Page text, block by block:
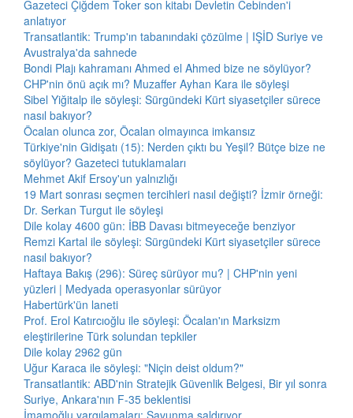
Gazeteci Çiğdem Toker son kitabı Devletin Cebinden'i
anlatıyor
Transatlantik: Trump'ın tabanındaki çözülme | IŞİD Suriye ve
Avustralya'da sahnede
Bondi Plajı kahramanı Ahmed el Ahmed bize ne söylüyor?
CHP'nin önü açık mı? Muzaffer Ayhan Kara ile söyleşi
Sibel Yiğitalp ile söyleşi: Sürgündeki Kürt siyasetçiler sürece
nasıl bakıyor?
Öcalan olunca zor, Öcalan olmayınca imkansız
Türkiye'nin Gidişatı (15): Nerden çıktı bu Yeşil? Bütçe bize ne
söylüyor? Gazeteci tutuklamaları
Mehmet Akif Ersoy'un yalnızlığı
19 Mart sonrası seçmen tercihleri nasıl değişti? İzmir örneği:
Dr. Serkan Turgut ile söyleşi
Dile kolay 4600 gün: İBB Davası bitmeyeceğe benziyor
Remzi Kartal ile söyleşi: Sürgündeki Kürt siyasetçiler sürece
nasıl bakıyor?
Haftaya Bakış (296): Süreç sürüyor mu? | CHP'nin yeni
yüzleri | Medyada operasyonlar sürüyor
Habertürk'ün laneti
Prof. Erol Katırcıoğlu ile söyleşi: Öcalan'ın Marksizm
eleştirilerine Türk solundan tepkiler
Dile kolay 2962 gün
Uğur Karaca ile söyleşi: "Niçin deist oldum?"
Transatlantik: ABD'nin Stratejik Güvenlik Belgesi, Bir yıl sonra
Suriye, Ankara'nın F-35 beklentisi
İmamoğlu yargılamaları: Savunma saldırıyor